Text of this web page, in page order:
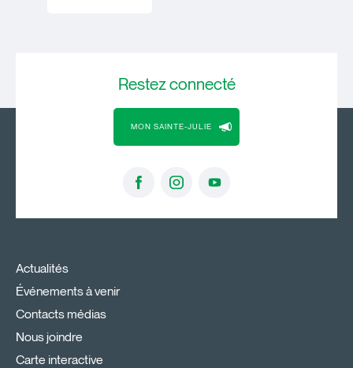
Restezconnecté
MON SAINTE-JULIE
Actualités
Événements à venir
Contacts médias
Nous joindre
Carte interactive